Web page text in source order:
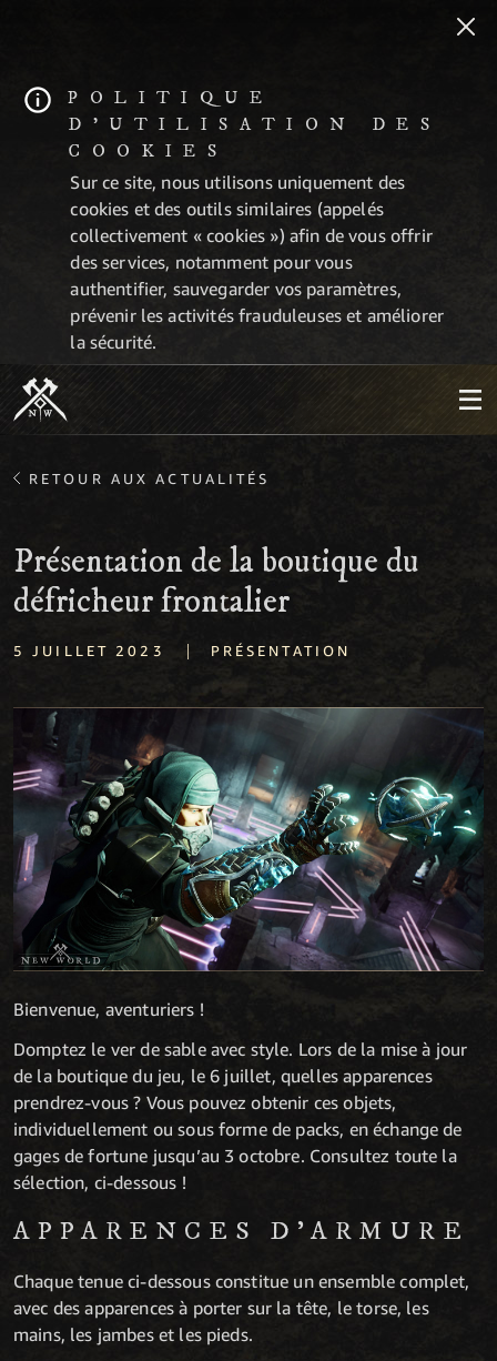
POLITIQUE
D'UTILISATION DES
COOKIES
Sur ce site, nous utilisons uniquement des
cookies et des outils similaires (appelés
collectivement « cookies ») afin de vous offrir
des services, notamment pour vous
authentifier, sauvegarder vos paramètres,
prévenir les activités frauduleuses et améliorer
la sécurité.
RETOUR AUX ACTUALITÉS
Présentation de la boutique du
défricheur frontalier
5 JUILLET 2023 | PRÉSENTATION
Bienvenue, aventuriers !
Domptez le ver de sable avec style. Lors de la mise à jour
de la boutique du jeu, le 6 juillet, quelles apparences
prendrez-vous ? Vous pouvez obtenir ces objets,
individuellement ou sous forme de packs, en échange de
gages de fortune jusqu’au 3 octobre. Consultez toute la
sélection, ci-dessous !
APPARENCES D'ARMURE
Chaque tenue ci-dessous constitue un ensemble complet,
avec des apparences à porter sur la tête, le torse, les
mains, les jambes et les pieds.